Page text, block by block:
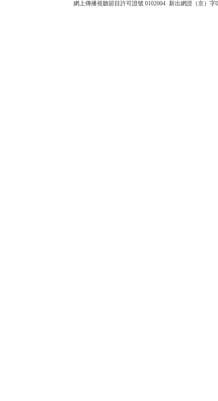
網上傳播視聽節目許可證號 0102004 新出網證（京）